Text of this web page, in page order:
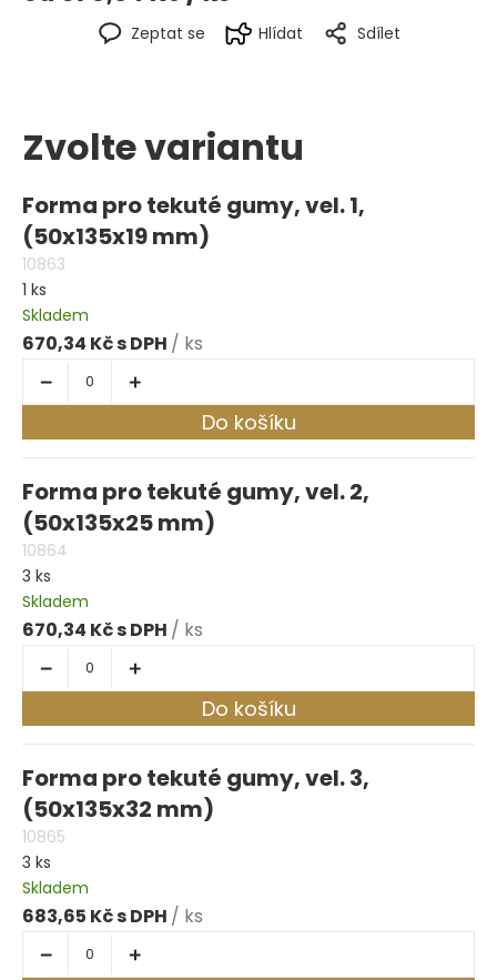
Zeptat se Hlídat Sdílet
Zvolte variantu
Forma pro tekuté gumy, vel. 1,
(50x135x19 mm)
10863
1 ks
Skladem
670,34 Kč / ks
Do košíku
Forma pro tekuté gumy, vel. 2,
(50x135x25 mm)
10864
3 ks
Skladem
670,34 Kč / ks
Do košíku
Forma pro tekuté gumy, vel. 3,
(50x135x32 mm)
10865
3 ks
Skladem
683,65 Kč / ks